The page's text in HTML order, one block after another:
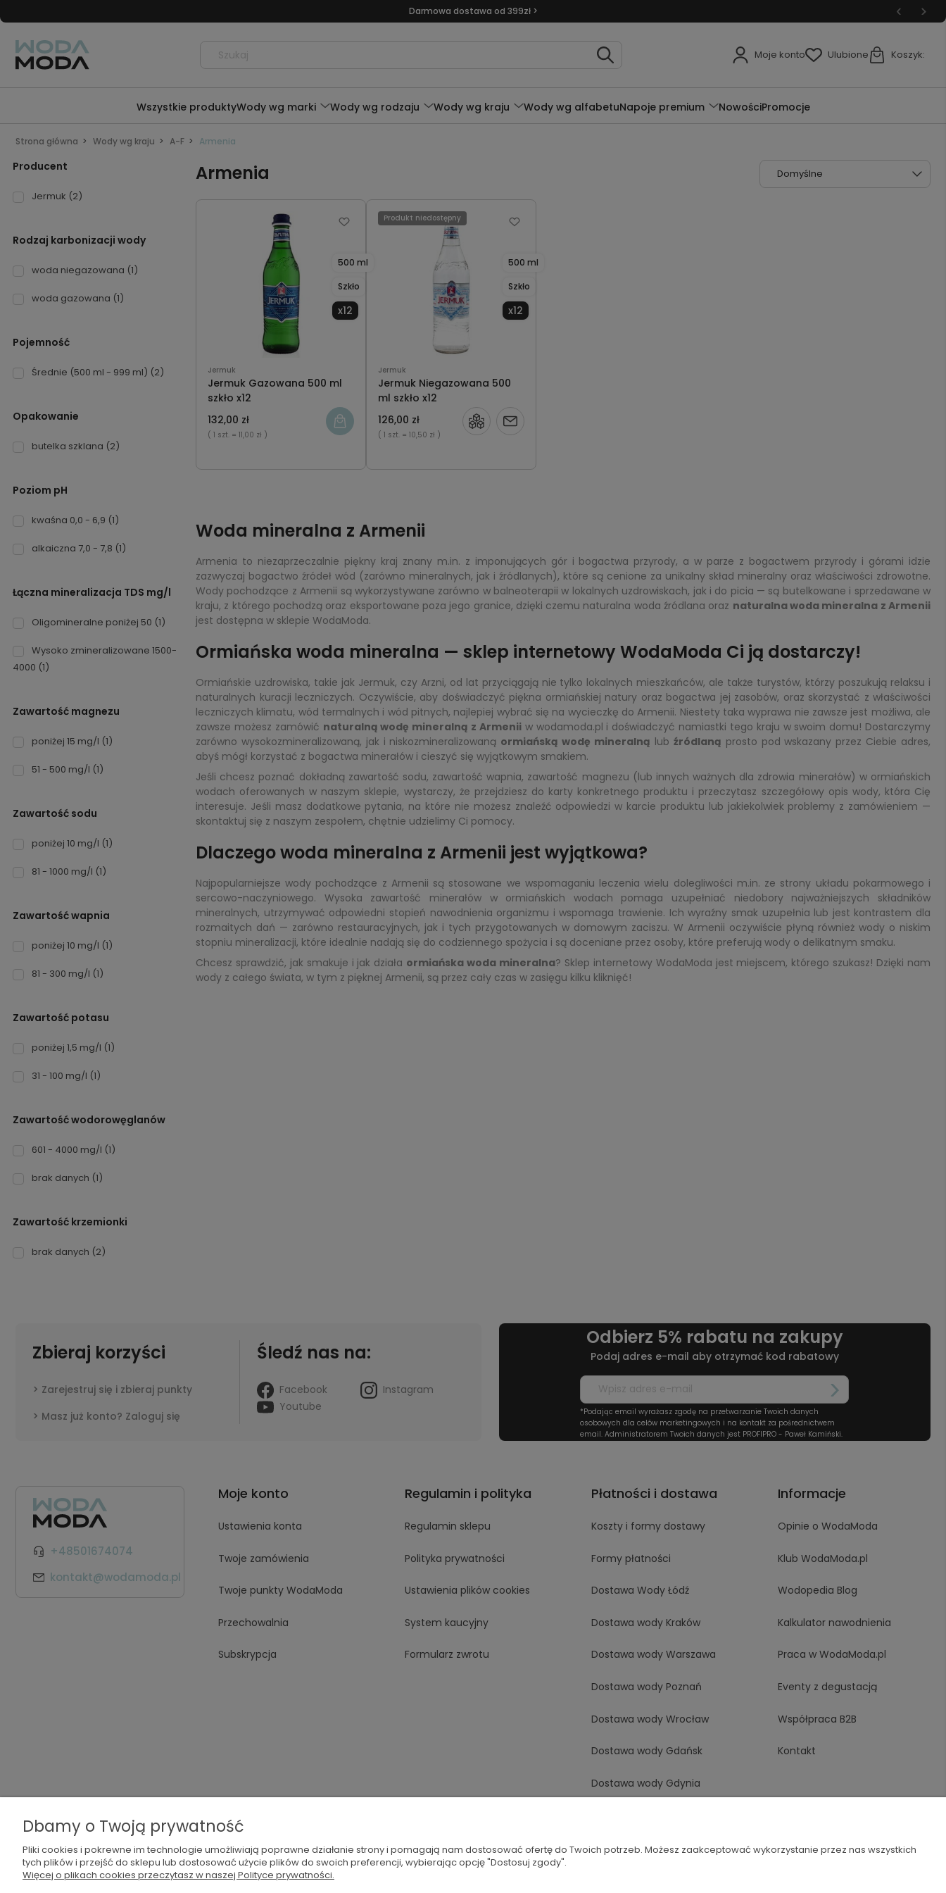
Darmowa dostawa od 399zł >
Moje konto Ulubione Koszyk:
Wszystkie produktyWody wg marki Wody wg rodzaju Wody wg kraju Wody wg alfabetuNapoje premium NowościPromocje
Strona główna Wody wg kraju A-F Armenia
Producent
Jermuk (2)
Rodzaj karbonizacji wody
woda niegazowana (1)
woda gazowana (1)
Pojemność
Średnie (500 ml - 999 ml) (2)
Opakowanie
butelka szklana (2)
Poziom pH
kwaśna 0,0 - 6,9 (1)
alkaiczna 7,0 - 7,8 (1)
Łączna mineralizacja TDS mg/l
Oligomineralne poniżej 50 (1)
Wysoko zmineralizowane 1500-
4000 (1)
Zawartość magnezu
poniżej 15 mg/l (1)
51 - 500 mg/l (1)
Zawartość sodu
poniżej 10 mg/l (1)
81 - 1000 mg/l (1)
Zawartość wapnia
poniżej 10 mg/l (1)
81 - 300 mg/l (1)
Zawartość potasu
poniżej 1,5 mg/l (1)
31 - 100 mg/l (1)
Zawartość wodorowęglanów
601 - 4000 mg/l (1)
brak danych (1)
Zawartość krzemionki
brak danych (2)
Armenia
Jermuk
Jermuk Gazowana 500 ml
szkło x12
500 ml
Szkło
x12
132,00 zł
( 1 szt. = 11,00 zł )
Jermuk
Jermuk Niegazowana 500
ml szkło x12
500 ml
Szkło
x12
126,00 zł
( 1 szt. = 10,50 zł )
Produkt niedostępny
Powiadom
Woda mineralna z Armenii
Armenia to niezaprzeczalnie piękny kraj znany m.in. z imponujących gór i bogactwa przyrody, a w parze z bogactwem przyrody i górami idzie
zazwyczaj bogactwo źródeł wód (zarówno mineralnych, jak i źródlanych), które są cenione za unikalny skład mineralny oraz właściwości zdrowotne.
Wody pochodzące z Armenii są wykorzystywane zarówno w balneoterapii w lokalnych uzdrowiskach, jak i do picia — są butelkowane i sprzedawane w
kraju, z którego pochodzą oraz eksportowane poza jego granice, dzięki czemu naturalna woda źródlana oraz naturalna woda mineralna z Armenii
jest dostępna w sklepie WodaModa.
Ormiańska woda mineralna — sklep internetowy WodaModa Ci ją dostarczy!
Ormiańskie uzdrowiska, takie jak Jermuk, czy Arzni, od lat przyciągają nie tylko lokalnych mieszkańców, ale także turystów, którzy poszukują relaksu i
naturalnych kuracji leczniczych. Oczywiście, aby doświadczyć piękna ormiańskiej natury oraz bogactwa jej zasobów, oraz skorzystać z właściwości
leczniczych klimatu, wód termalnych i wód pitnych, najlepiej wybrać się na wycieczkę do Armenii. Niestety taka wyprawa nie zawsze jest możliwa, ale
zawsze możesz zamówić naturalną wodę mineralną z Armeniiw wodamoda.pl i doświadczyć namiastki tego kraju w swoim domu! Dostarczymy
zarówno wysokozmineralizowaną, jak i niskozmineralizowaną ormiańską wodę mineralną lub źródlaną prosto pod wskazany przez Ciebie adres,
abyś mógł korzystać z bogactwa minerałów i cieszyć się wyjątkowym smakiem.
Jeśli chcesz poznać dokładną zawartość sodu, zawartość wapnia, zawartość magnezu (lub innych ważnych dla zdrowia minerałów) w ormiańskich
wodach oferowanych w naszym sklepie, wystarczy, że przejdziesz do karty konkretnego produktu i przeczytasz szczegółowy opis wody, która Cię
interesuje. Jeśli masz dodatkowe pytania, na które nie możesz znaleźć odpowiedzi w karcie produktu lub jakiekolwiek problemy z zamówieniem —
skontaktuj się z naszym zespołem, chętnie udzielimy Ci pomocy.
Dlaczego woda mineralna z Armenii jest wyjątkowa?
Najpopularniejsze wody pochodzące z Armenii są stosowane we wspomaganiu leczenia wielu dolegliwości m.in. ze strony układu pokarmowego i
sercowo-naczyniowego. Wysoka zawartość minerałów w ormiańskich wodach pomaga uzupełniać niedobory najważniejszych składników
mineralnych, utrzymywać odpowiedni stopień nawodnienia organizmu i wspomaga trawienie. Ich wyraźny smak uzupełnia lub jest kontrastem dla
rozmaitych dań — zarówno restauracyjnych, jak i tych przygotowanych w domowym zaciszu. W Armenii oczywiście płyną również wody o niskim
stopniu mineralizacji, które idealnie nadają się do codziennego spożycia i są doceniane przez osoby, które preferują wody o delikatnym smaku.
Chcesz sprawdzić, jak smakuje i jak działa ormiańska woda mineralna? Sklep internetowy WodaModa jest miejscem, którego szukasz! Dzięki nam
wody z całego świata, w tym z pięknej Armenii, są przez cały czas w zasięgu kilku kliknięć!
Zbieraj korzyści
Zarejestruj się i zbieraj punkty
Masz już konto? Zaloguj się
Śledź nas na:
Facebook
Instagram
Youtube
Odbierz 5% rabatu na zakupy
Podaj adres e-mail aby otrzymać kod rabatowy
*Podając email wyrażasz zgodę na przetwarzanie Twoich danych
osobowych dla celów marketingowych i na kontakt za pośrednictwem
email. Administratorem Twoich danych jest PROFIPRO - Paweł Kamiński.
+48501674074
kontakt@wodamoda.pl
Moje konto
Ustawienia konta
Twoje zamówienia
Twoje punkty WodaModa
Przechowalnia
Subskrypcja
Regulamin i polityka
Regulamin sklepu
Polityka prywatności
Ustawienia plików cookies
System kaucyjny
Formularz zwrotu
Płatności i dostawa
Koszty i formy dostawy
Formy płatności
Dostawa Wody Łódź
Dostawa wody Kraków
Dostawa wody Warszawa
Dostawa wody Poznań
Dostawa wody Wrocław
Dostawa wody Gdańsk
Dostawa wody Gdynia
Dostawa wody Szczecin
Informacje
Opinie o WodaModa
Klub WodaModa.pl
Wodopedia Blog
Kalkulator nawodnienia
Praca w WodaModa.pl
Eventy z degustacją
Współpraca B2B
Kontakt
Dbamy o Twoją prywatność
Pliki cookies i pokrewne im technologie umożliwiają poprawne działanie strony i pomagają nam dostosować ofertę do Twoich potrzeb. Możesz zaakceptować wykorzystanie przez nas wszystkich
tych plików i przejść do sklepu lub dostosować użycie plików do swoich preferencji, wybierając opcję "Dostosuj zgody".
Więcej o plikach cookies przeczytasz w naszej Polityce prywatności.